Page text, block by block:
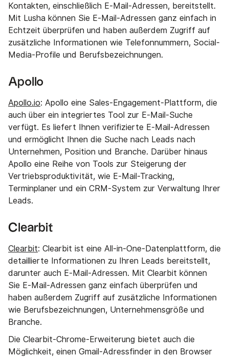
Kontakten, einschließlich E-Mail-Adressen, bereitstellt.
Mit Lusha können Sie E-Mail-Adressen ganz einfach in
Echtzeit überprüfen und haben außerdem Zugriff auf
zusätzliche Informationen wie Telefonnummern, Social-
Media-Profile und Berufsbezeichnungen.
Apollo
Apollo.io: Apollo eine Sales-Engagement-Plattform, die
auch über ein integriertes Tool zur E-Mail-Suche
verfügt. Es liefert Ihnen verifizierte E-Mail-Adressen
und ermöglicht Ihnen die Suche nach Leads nach
Unternehmen, Position und Branche. Darüber hinaus
Apollo eine Reihe von Tools zur Steigerung der
Vertriebsproduktivität, wie E-Mail-Tracking,
Terminplaner und ein CRM-System zur Verwaltung Ihrer
Leads.
Clearbit
Clearbit: Clearbit ist eine All-in-One-Datenplattform, die
detaillierte Informationen zu Ihren Leads bereitstellt,
darunter auch E-Mail-Adressen. Mit Clearbit können
Sie E-Mail-Adressen ganz einfach überprüfen und
haben außerdem Zugriff auf zusätzliche Informationen
wie Berufsbezeichnungen, Unternehmensgröße und
Branche.
Die Clearbit-Chrome-Erweiterung bietet auch die
Möglichkeit, einen Gmail-Adressfinder in den Browser